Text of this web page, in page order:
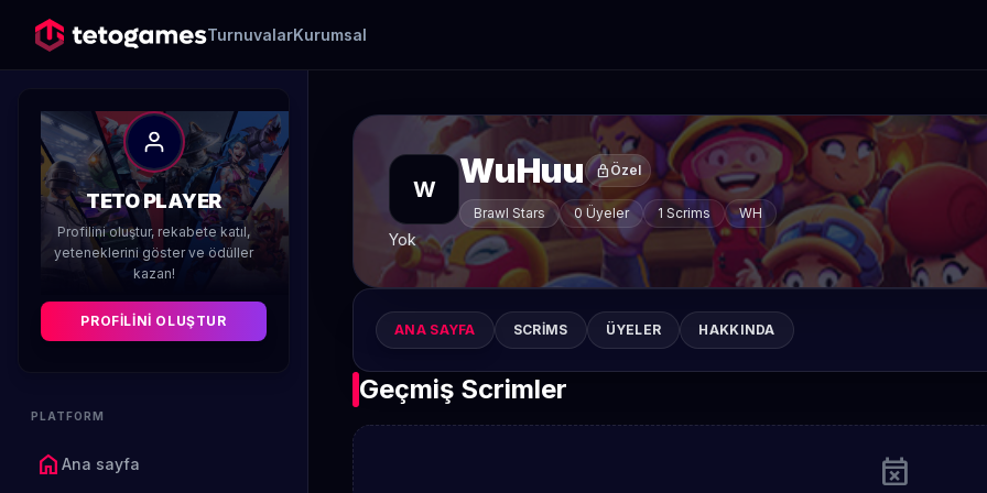
TurnuvalarKurumsal
TETO PLAYER
Profilini oluştur, rekabete katıl,
yeteneklerini göster ve ödüller
kazan!
PROFILINI OLUŞTUR
PLATFORM
home Ana sayfa
W WuHuu lock Özel
Brawl Stars 0 Üyeler 1 Scrims WH
Yok
ANA SAYFA SCRIMS ÜYELER HAKKINDA
Geçmiş Scrimler
event_busy